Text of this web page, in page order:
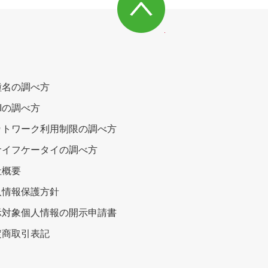
名の調べ方
の調べ方
トワーク利用制限の調べ方
イフケータイの調べ方
概要
情報保護方針
対象個人情報の開示申請書
商取引表記